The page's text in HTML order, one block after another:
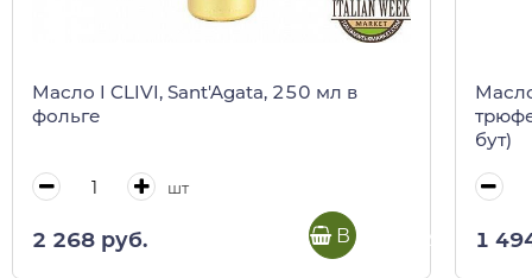
Масло I CLIVI, Sant'Agata, 250 мл в
фольге
шт
2 268 руб. В корзину
бут)
1